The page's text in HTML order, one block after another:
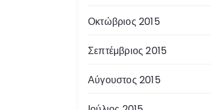
Οκτώβριος 2015
Σεπτέμβριος 2015
Αύγουστος 2015